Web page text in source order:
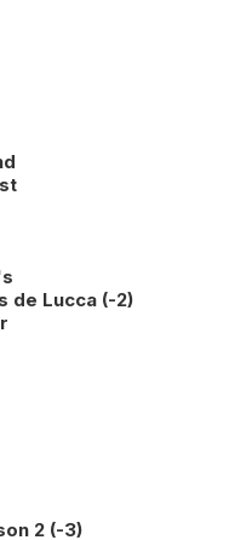
de Lucca (-2)
2 (-3)